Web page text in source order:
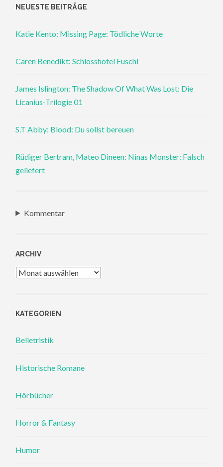
NEUESTE BEITRÄGE
Katie Kento: Missing Page: Tödliche Worte
Caren Benedikt: Schlosshotel Fuschl
James Islington: The Shadow Of What Was Lost: Die
Licanius-Trilogie 01
S.T Abby: Blood: Du sollst bereuen
Rüdiger Bertram, Mateo Dineen: Ninas Monster: Falsch
geliefert
Kommentar
ARCHIV
Archiv
KATEGORIEN
Belletristik
Historische Romane
Hörbücher
Horror & Fantasy
Humor